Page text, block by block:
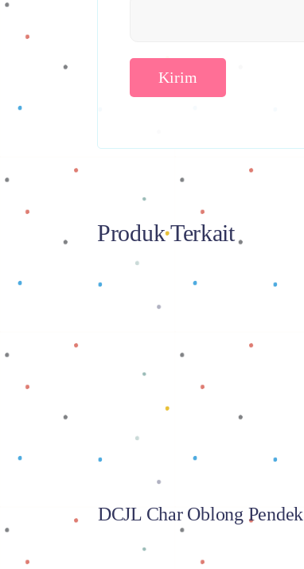
Produk Terkait
Baca selengkapnya
DCJL Char Oblong Pendek